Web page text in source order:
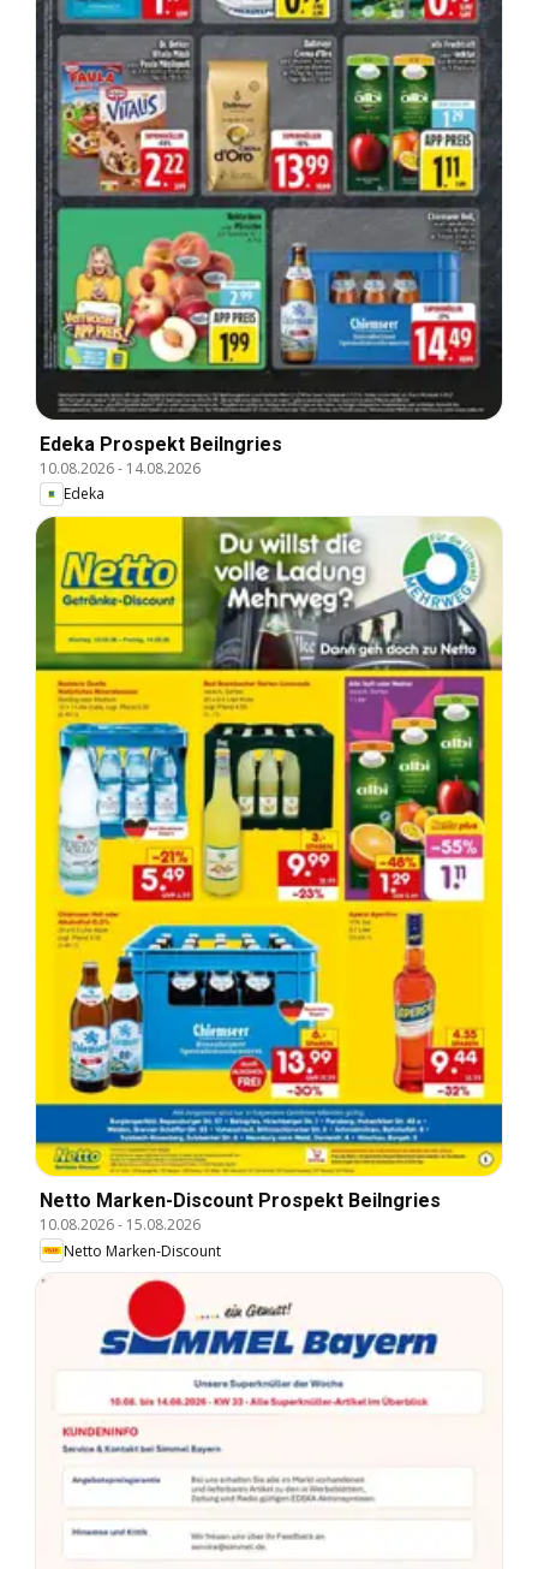
Edeka Prospekt Beilngries
10.08.2026- 14.08.2026
Edeka
Netto Marken-Discount Prospekt Beilngries
10.08.2026- 15.08.2026
Netto Marken-Discount